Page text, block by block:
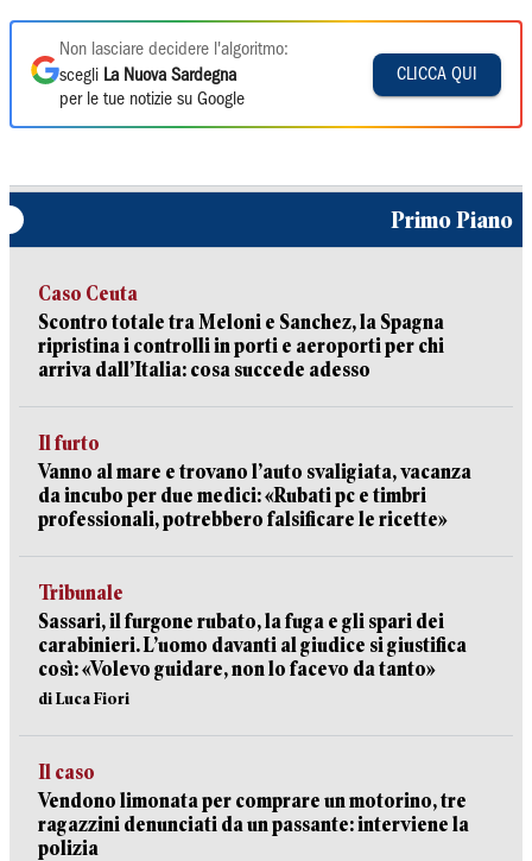
Non lasciare decidere l'algoritmo:
scegli La Nuova Sardegna
per le tue notizie su Google
CLICCA QUI
Primo Piano
Caso Ceuta
Scontro totale tra Meloni e Sanchez, la Spagna
ripristina i controlli in porti e aeroporti per chi
arriva dall’Italia: cosa succede adesso
Il furto
Vanno al mare e trovano l’auto svaligiata, vacanza
da incubo per due medici: «Rubati pc e timbri
professionali, potrebbero falsificare le ricette»
Tribunale
Sassari, il furgone rubato, la fuga e gli spari dei
carabinieri. L’uomo davanti al giudice si giustifica
così: «Volevo guidare, non lo facevo da tanto»
di Luca Fiori
Il caso
Vendono limonata per comprare un motorino, tre
ragazzini denunciati da un passante: interviene la
polizia